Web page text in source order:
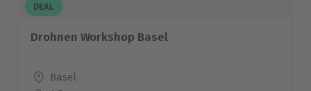
DEAL
Drohnen Workshop Basel
Standort
Basel